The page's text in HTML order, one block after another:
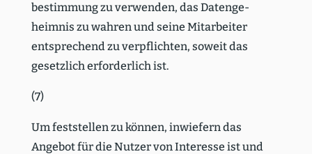
be­stimmung zu verwenden, das Daten­ge­
heimnis zu wahren und seine Mitar­beiter
entspre­chend zu verpflichten, soweit das
gesetzlich erfor­derlich ist.
(7)
Um feststellen zu können, inwiefern das
Angebot für die Nutzer von Interesse ist und